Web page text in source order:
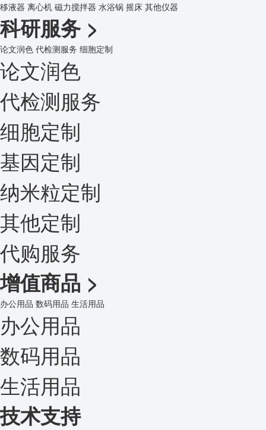
移液器 离心机 磁力搅拌器 水浴锅 摇床 其他仪器
科研服务 >
论文润色 代检测服务 细胞定制
论文润色
代检测服务
细胞定制
基因定制
纳米粒定制
其他定制
代购服务
增值商品 >
办公用品 数码用品 生活用品
办公用品
数码用品
生活用品
技术支持